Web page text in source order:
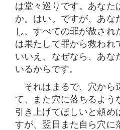
は堂々巡りです。あなた
か。はい。ですが、あな
し、すべての罪が赦され
は果たして罪から救われ
いいえ、なぜなら、あな
いるからです。
それはまるで、穴から
て、また穴に落ちるよう
引き上げてほしいと頼め
すが、翌日また自ら穴に